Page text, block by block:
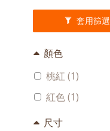
套用篩選
顏色
桃紅 (1)
紅色 (1)
尺寸